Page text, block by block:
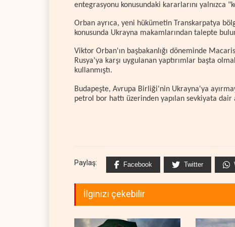
entegrasyonu konusundaki kararlarını yalnızca
Orban ayrıca, yeni hükümetin Transkarpatya
konusunda Ukrayna makamlarından talepte
Viktor Orban'ın başbakanlığı döneminde
Rusya'ya karşı uygulanan yaptırımlar başta
kullanmıştı.
Budapeşte, Avrupa Birliği'nin Ukrayna'ya
petrol bor hattı üzerinden yapılan sevkiyata
Paylaş: Facebook Twitter
İlginizi çekebilir